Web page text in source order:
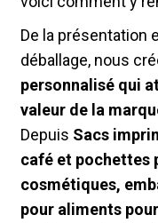
De la présentation
déballage, nous
personnalisé qui
valeur de la
Depuis Sacs
café et pochettes
cosmétiques,
pour aliments